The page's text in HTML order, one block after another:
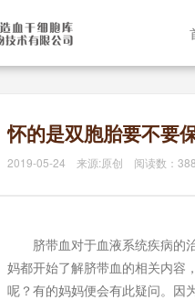
怀的是双胞胎要不要
2019-05-24 来源:原创 阅读数：
脐带血对于血液系统疾病的治
妈都开始了解脐带血的相关内容
呢？有的妈妈便会有此疑问。因